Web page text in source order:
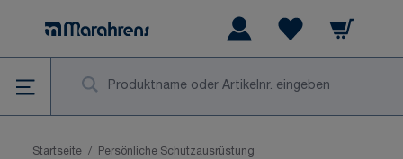
Warenkorb
Startseite /
Persönliche Schutzausrüstung